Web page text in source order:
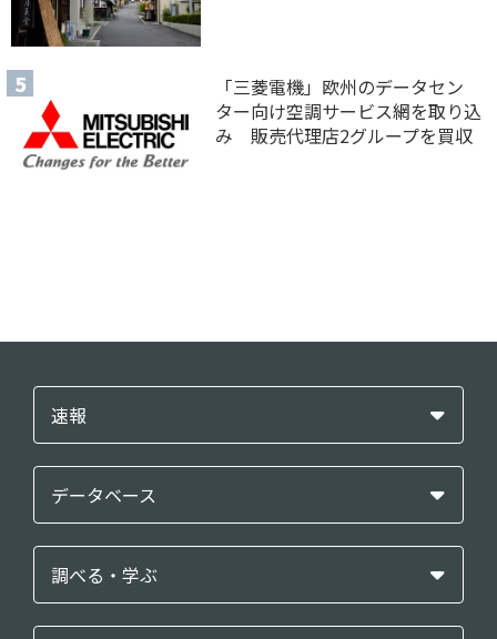
「三菱電機」欧州のデータセン
ター向け空調サービス網を取り込
み 販売代理店2グループを買収
速報
データベース
調べる・学ぶ